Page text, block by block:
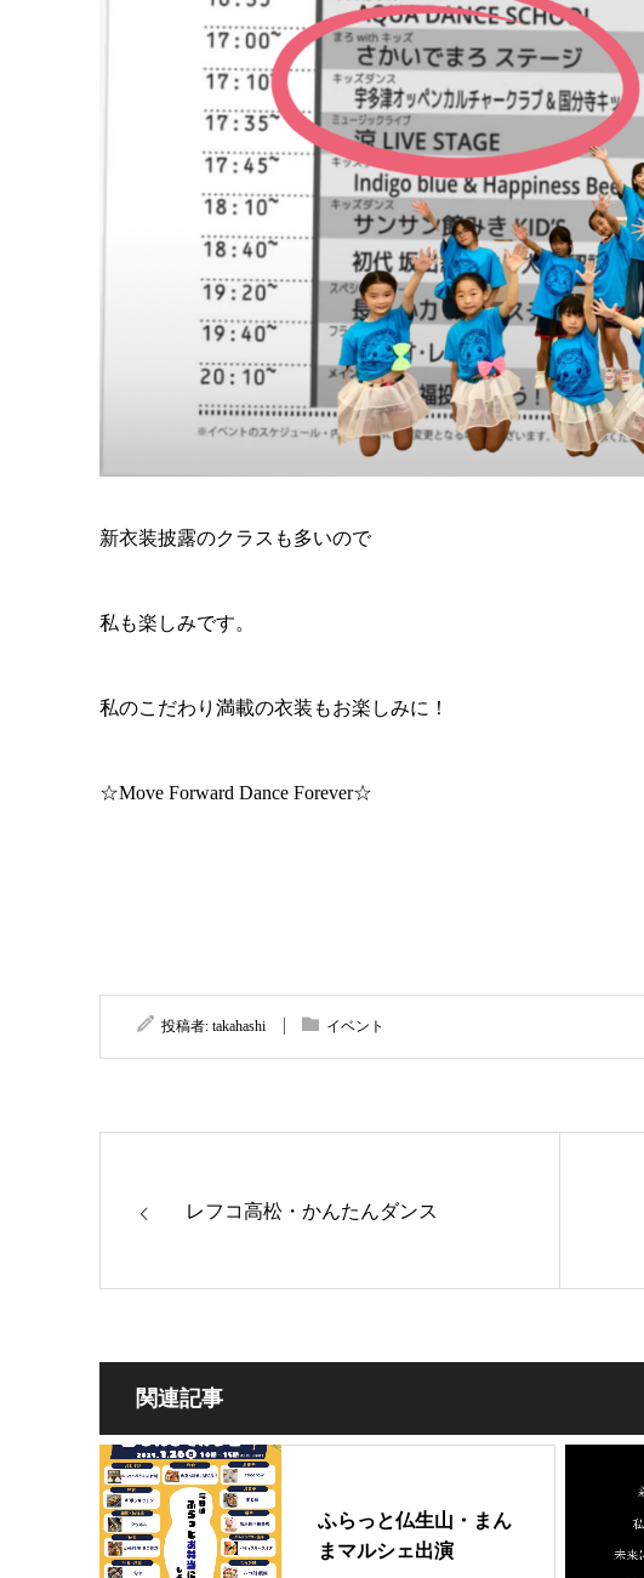
新衣装披露のクラスも多いので
私も楽しみです。
私のこだわり満載の衣装もお楽しみに！
☆Move Forward Dance Forever☆
投稿者: takahashi イベント
レフコ高松・かんたんダンス
関連記事
ふらっと仏生山・まん
まマルシェ出演